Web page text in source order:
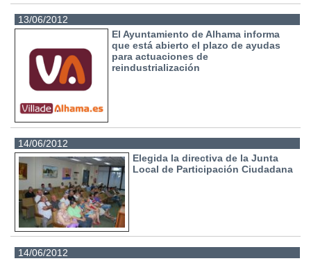
13/06/2012
El Ayuntamiento de Alhama informa
que está abierto el plazo de ayudas
para actuaciones de
reindustrialización
14/06/2012
Elegida la directiva de la Junta
Local de Participación Ciudadana
14/06/2012